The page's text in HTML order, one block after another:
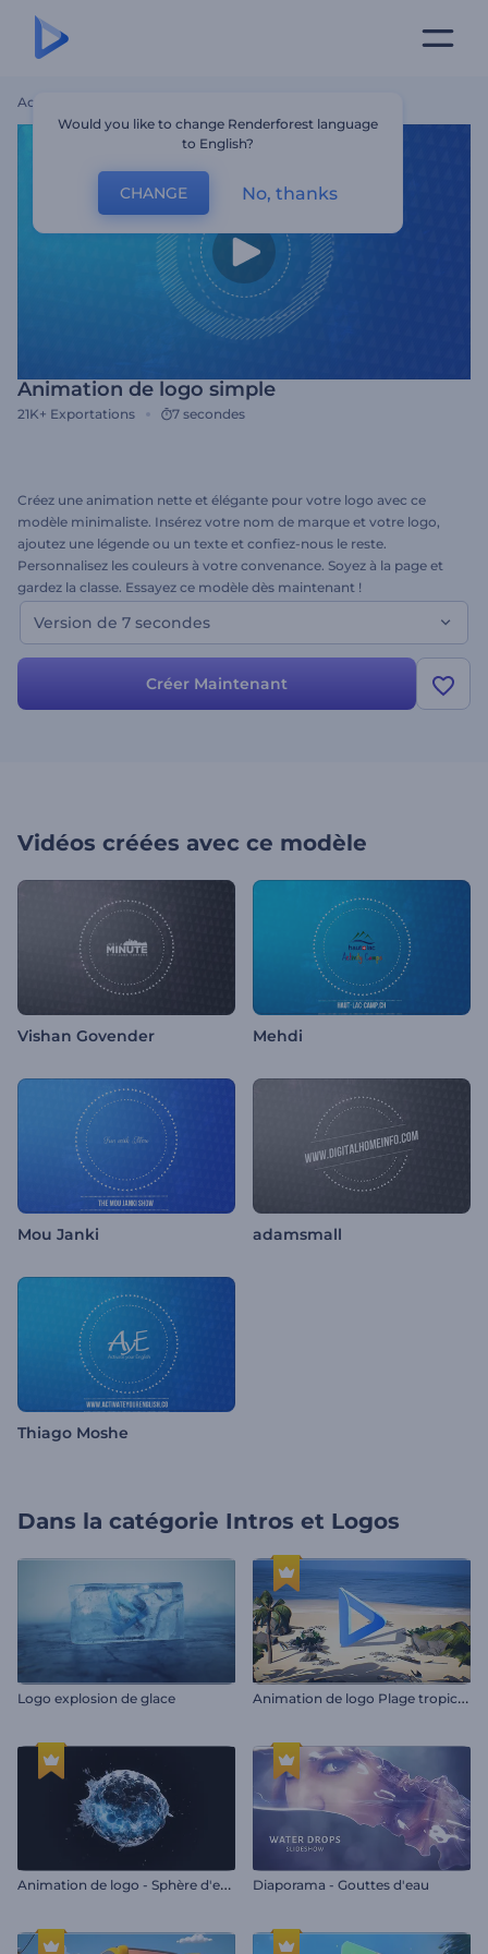
Accueil
Animation de logo simple
21K+ Exportations 7 secondes
Créez une animation nette et élégante pour votre logo avec ce
modèle minimaliste. Insérez votre nom de marque et votre logo,
ajoutez une légende ou un texte et confiez-nous le reste.
Personnalisez les couleurs à votre convenance. Soyez à la page et
gardez la classe. Essayez ce modèle dès maintenant !
Version de 7 secondes
Créer Maintenant
Vidéos créées avec ce modèle
Vishan Govender Mehdi
Mou Janki adamsmall
Thiago Moshe
Dans la catégorie Intros et Logos
Logo explosion de glace A
nimation de logo Plage tropicale
A
nimation de logo - Sphère d'eau tourbillonnante Diaporama - Gouttes d'eau
Would you like to change Renderforest language
to English?
CHANGE No, thanks